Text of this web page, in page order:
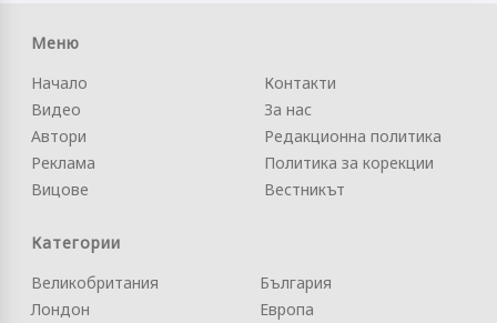
Меню
Начало
Видео
Автори
Реклама
Вицове
Контакти
За нас
Редакционна политика
Политика за корекции
Вестникът
Категории
Великобритания
Лондон
България
Европа